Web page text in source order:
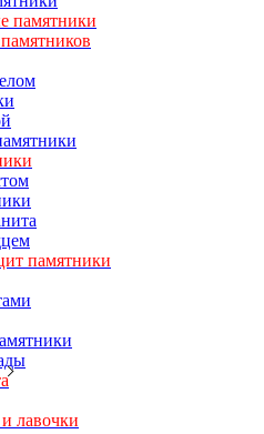
памятники
памятники
лавочки